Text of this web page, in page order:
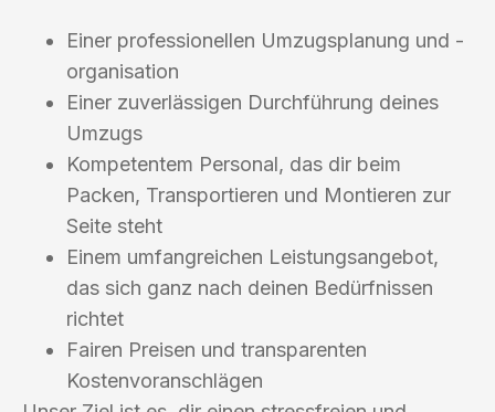
Einer professionellen Umzugsplanung und -
organisation
Einer zuverlässigen Durchführung deines
Umzugs
Kompetentem Personal, das dir beim
Packen, Transportieren und Montieren zur
Seite steht
Einem umfangreichen Leistungsangebot,
das sich ganz nach deinen Bedürfnissen
richtet
Fairen Preisen und transparenten
Kostenvoranschlägen